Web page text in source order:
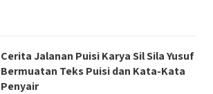
Cerita Jalanan Puisi Karya Sil Sila Yusuf
Bermuatan Teks Puisi dan Kata-Kata
Penyair